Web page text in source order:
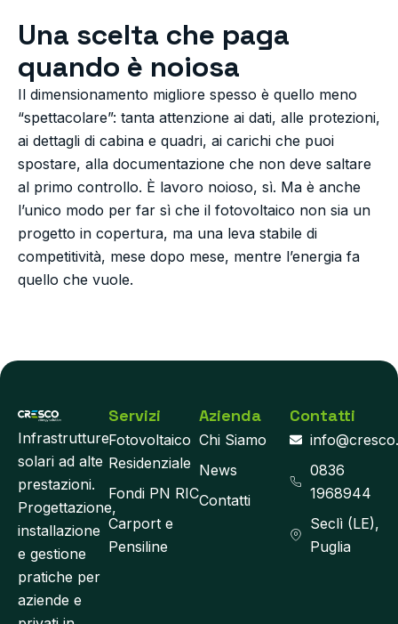
Una scelta che paga
quando è noiosa
Il dimensionamento migliore spesso è quello meno
“spettacolare”: tanta attenzione ai dati, alle protezioni,
ai dettagli di cabina e quadri, ai carichi che puoi
spostare, alla documentazione che non deve saltare
al primo controllo. È lavoro noioso, sì. Ma è anche
l’unico modo per far sì che il fotovoltaico non sia un
progetto in copertura, ma una leva stabile di
competitività, mese dopo mese, mentre l’energia fa
quello che vuole.
Infrastrutture
solari ad alte
prestazioni.
Progettazione,
installazione
e gestione
pratiche per
aziende e
Servizi
Fotovoltaico
Residenziale
Fondi PN RIC
Carport e
Pensiline
Azienda
Chi Siamo
News
Contatti
Contatti
0836
1968944
Seclì (LE),
Puglia